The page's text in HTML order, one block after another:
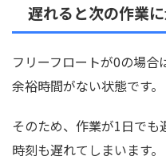
遅れると次の作業
フリーフロートが0の場
余裕時間がない状態です。
そのため、作業が1日で
時刻も遅れてしまいます。